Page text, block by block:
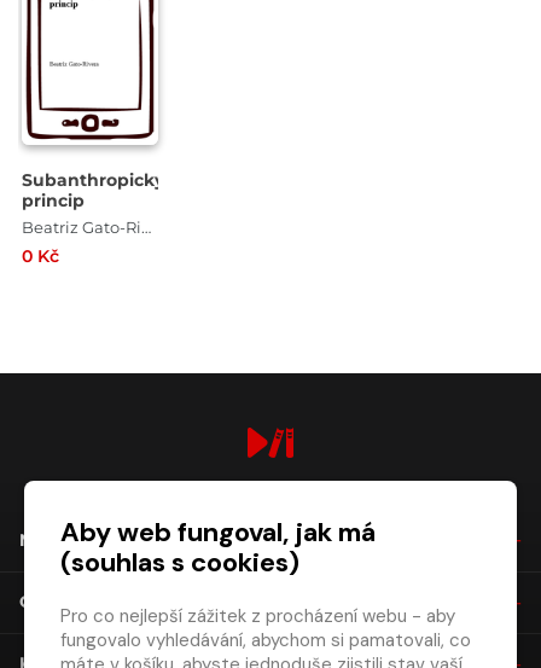
Subanthropický
princip
Beatriz Gato-Rivera
0 Kč
NÁKUP
O SPOLEČNOSTI
Aby web fungoval, jak má
(souhlas s cookies)
Pro co nejlepší zážitek z procházení webu - aby
fungovalo vyhledávání, abychom si pamatovali, co